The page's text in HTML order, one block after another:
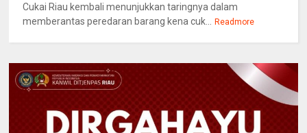
Cukai Riau kembali menunjukkan taringnya dalam
memberantas peredaran barang kena cuk... Readmore